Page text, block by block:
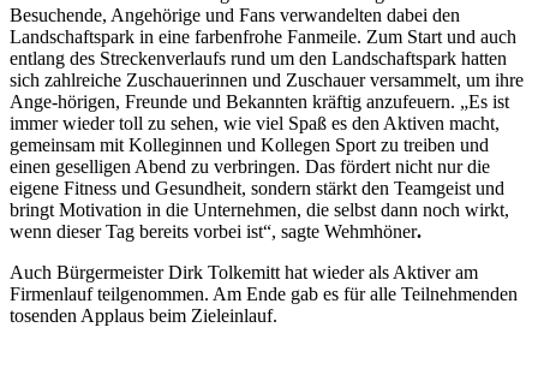
Besuchende, Angehörige und Fans verwandelten dabei den
Landschaftspark in eine farbenfrohe Fanmeile. Zum Start und auch
entlang des Streckenverlaufs rund um den Landschaftspark hatten
sich zahlreiche Zuschauerinnen und Zuschauer versammelt, um ihre
Ange-hörigen, Freunde und Bekannten kräftig anzufeuern. „Es ist
immer wieder toll zu sehen, wie viel Spaß es den Aktiven macht,
gemeinsam mit Kolleginnen und Kollegen Sport zu treiben und
einen geselligen Abend zu verbringen. Das fördert nicht nur die
eigene Fitness und Gesundheit, sondern stärkt den Teamgeist und
bringt Motivation in die Unternehmen, die selbst dann noch wirkt,
wenn dieser Tag bereits vorbei ist“, sagte Wehmhöner.
Auch Bürgermeister Dirk Tolkemitt hat wieder als Aktiver am
Firmenlauf teilgenommen. Am Ende gab es für alle Teilnehmenden
tosenden Applaus beim Zieleinlauf.